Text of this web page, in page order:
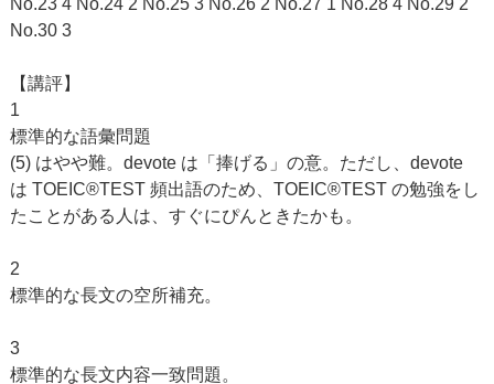
No.23 4 No.24 2 No.25 3 No.26 2 No.27 1 No.28 4 No.29 2
No.30 3
【講評】
1
標準的な語彙問題
(5) はやや難。devote は「捧げる」の意。ただし、devote
は TOEIC®TEST 頻出語のため、TOEIC®TEST の勉強をし
たことがある人は、すぐにぴんときたかも。
2
標準的な長文の空所補充。
3
標準的な長文内容一致問題。